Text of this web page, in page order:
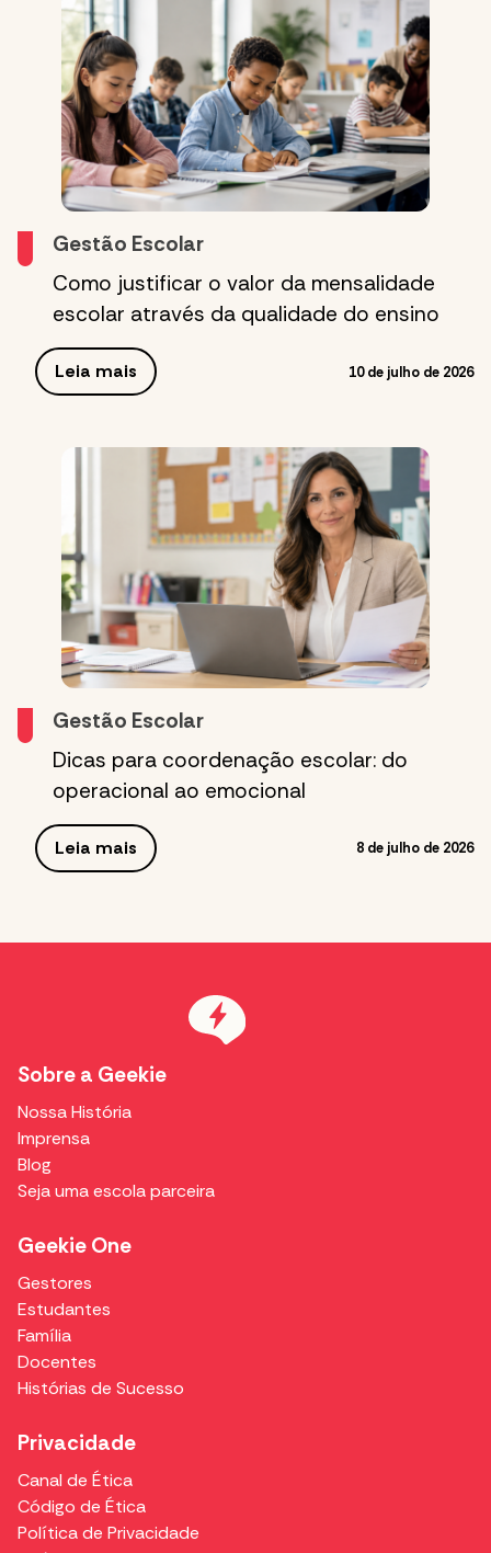
Gestão Escolar
Como justificar o valor da mensalidade
escolar através da qualidade do ensino
Leia mais 10 de julho de 2026
Gestão Escolar
Dicas para coordenação escolar: do
operacional ao emocional
Leia mais 8 de julho de 2026
Sobre a Geekie
Nossa História
Imprensa
Blog
Seja uma escola parceira
Geekie One
Gestores
Estudantes
Família
Docentes
Histórias de Sucesso
Privacidade
Canal de Ética
Código de Ética
Política de Privacidade